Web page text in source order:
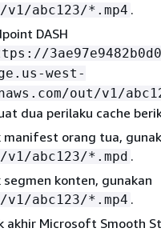
abc123/*.mp4 .
DASH
west-
out/v1/
dua perilaku cache
manifest orang tua,
abc123/*.mpd .
segmen konten, gunakan
abc123/*.mp4 .
akhir Microsoft Smooth